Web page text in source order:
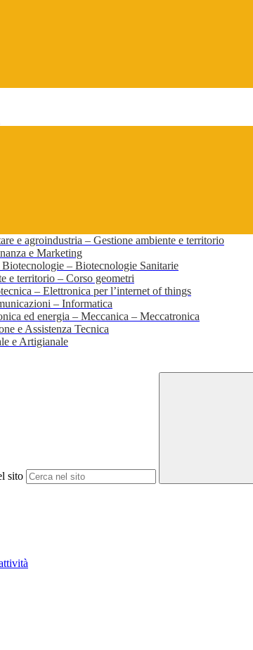
e agroindustria – Gestione ambiente e territorio
e Marketing
– Biotecnologie Sanitarie
e territorio – Corso geometri
– Elettronica per l’internet of things
– Informatica
ed energia – Meccanica – Meccatronica
e Assistenza Tecnica
e Artigianale
sito